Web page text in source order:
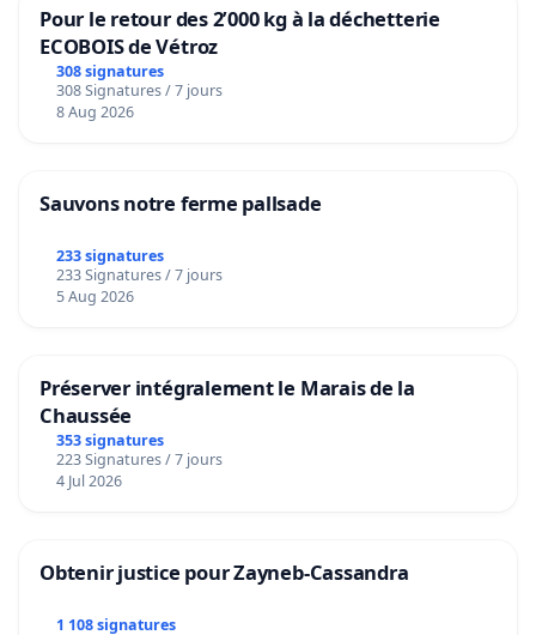
Pour le retour des 2’000 kg à la déchetterie
ECOBOIS de Vétroz
308 signatures
308 Signatures / 7 jours
8 Aug 2026
Sauvons notre ferme pallsade
233 signatures
233 Signatures / 7 jours
5 Aug 2026
Préserver intégralement le Marais de la
Chaussée
353 signatures
223 Signatures / 7 jours
4 Jul 2026
Obtenir justice pour Zayneb-Cassandra
1 108 signatures